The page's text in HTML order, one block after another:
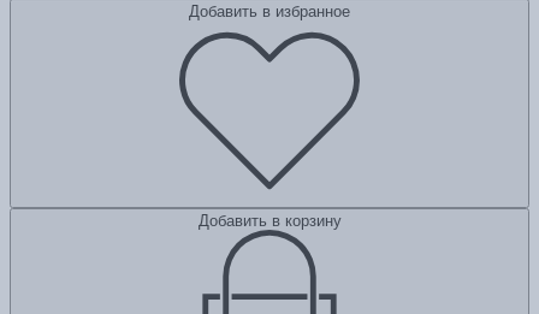
Добавить в избранное
Добавить в корзину